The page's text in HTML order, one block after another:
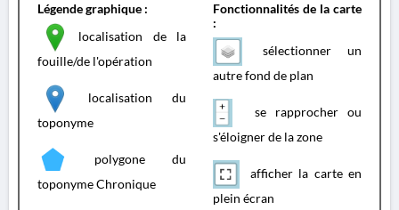
Légende graphique :
localisation de la
fouille/de l'opération
localisation du
toponyme
polygone du
toponyme Chronique
Fonctionnalités de la carte
:
sélectionner un
autre fond de plan
se rapprocher ou
s'éloigner de la zone
afficher la carte en
plein écran